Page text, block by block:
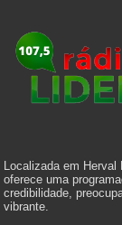
Localizada em
oferece uma
credibilidade,
vibrante.